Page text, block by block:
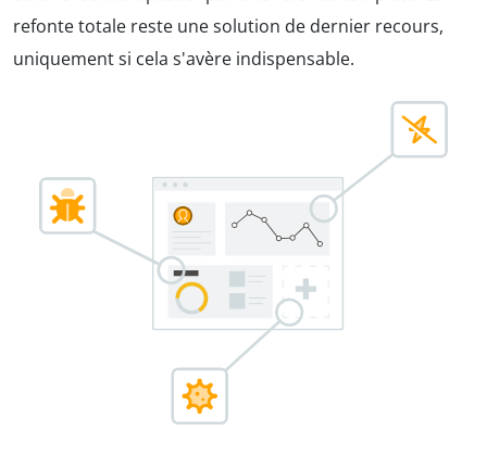
refonte totale reste une solution de dernier recours,
uniquement si cela s'avère indispensable.